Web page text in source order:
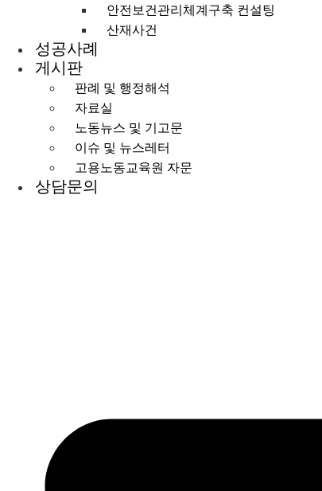
안전보건관리체계구축 컨설팅
산재사건
성공사례
게시판
판례 및 행정해석
자료실
노동뉴스 및 기고문
이슈 및 뉴스레터
고용노동교육원 자문
상담문의